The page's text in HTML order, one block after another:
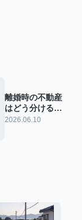
離婚時の不動産
はどう分ける？
財産分与と売却
2026.06.10